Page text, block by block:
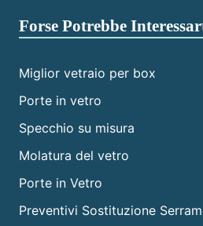
Forse Potrebbe
Miglior vetraio per box
Porte in vetro
Specchio su misura
Molatura del vetro
Porte in Vetro
Preventivi Sostituzione